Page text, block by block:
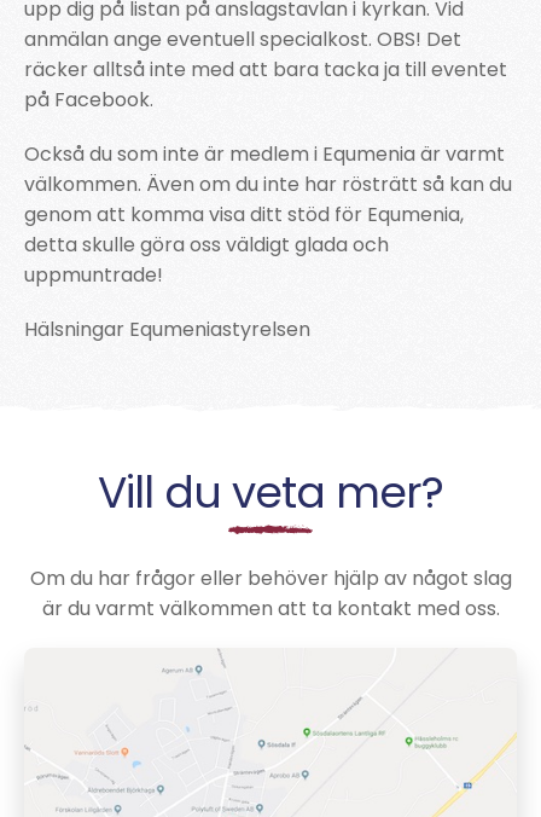
upp dig på listan på anslagstavlan i kyrkan. Vid
anmälan ange eventuell specialkost. OBS! Det
räcker alltså inte med att bara tacka ja till eventet
på Facebook.
Också du som inte är medlem i Equmenia är varmt
välkommen. Även om du inte har rösträtt så kan du
genom att komma visa ditt stöd för Equmenia,
detta skulle göra oss väldigt glada och
uppmuntrade!
Hälsningar Equmeniastyrelsen
Vill du veta mer?
Om du har frågor eller behöver hjälp av något slag
är du varmt välkommen att ta kontakt med oss.